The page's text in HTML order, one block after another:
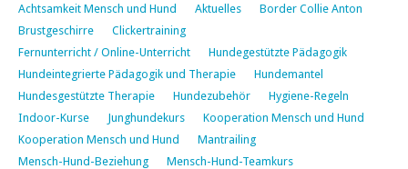
Achtsamkeit Mensch und Hund Aktuelles
Border Collie Anton
Brustgeschirre
Clickertraining
Fernunterricht / Online-Unterricht
Hundegestützte Pädagogik
Hundeintegrierte Pädagogik und Therapie
Hundemantel
Hundesgestützte Therapie
Hundezubehör
Hygiene-Regeln
Indoor-Kurse
Junghundekurs
Kooperation Mensch und Hund
Kooperation Mensch und Hund
Mantrailing
Mensch-Hund-Beziehung
Mensch-Hund-Teamkurs